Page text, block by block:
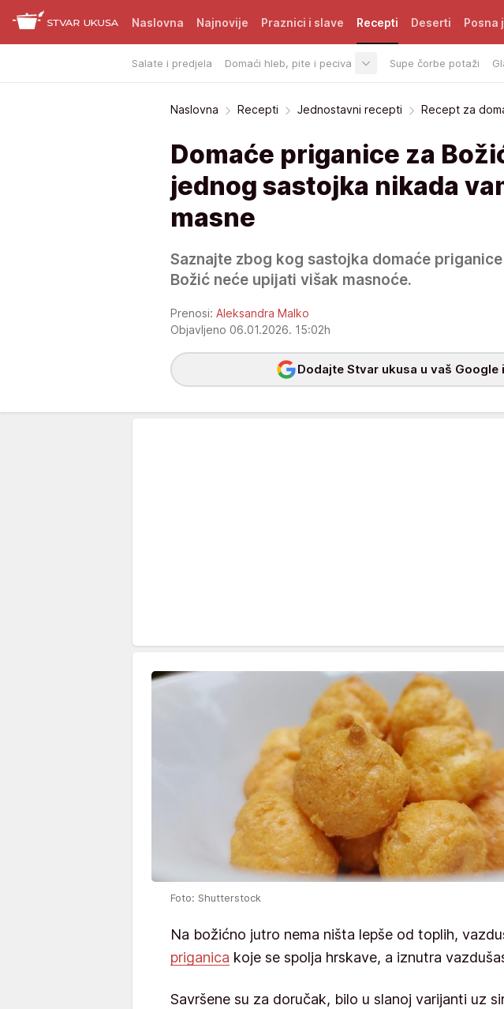
Naslovna Najnovije Praznici i slave Recepti
Salate i predjela Domaći hleb, pite i peciva Supe čorbe potaži
Deserti Posna
Naslovna Recepti Jednostavni recepti Recept za
Domaće priganice za
jednog sastojka nikada
masne
Saznajte zbog kog sastojka domaće
Božić neće upijati višak masnoće.
Prenosi: Aleksandra Malko
Objavljeno 06.01.2026. 15:02h
Dodajte Stvar ukusa u vaš Google
Foto: Shutterstock
Na božićno jutro nema ništa lepše od toplih,
priganica koje se spolja hrskave, a iznutra
Savršene su za doručak, bilo u slanoj varijanti uz